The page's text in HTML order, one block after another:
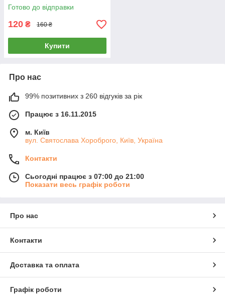
Готово до відправки
120 ₴ 160 ₴
Купити
Про нас
99% позитивних з 260 відгуків за рік
Працює з 16.11.2015
м. Київ
вул. Святослава Хороброго, Київ, Україна
Контакти
Сьогодні працює з 07:00 до 21:00
Показати весь графік роботи
Про нас
Контакти
Доставка та оплата
Графік роботи